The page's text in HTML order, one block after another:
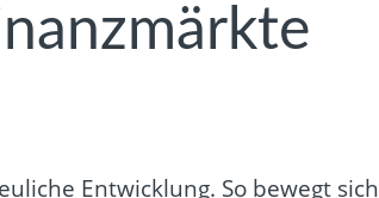
Entwicklung. So bewegt sich